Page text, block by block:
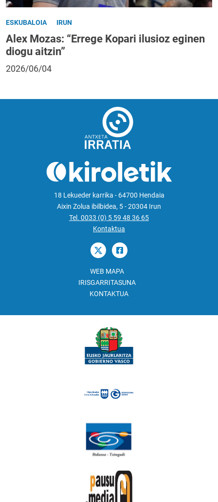
ESKUBALOIA IRUN
Alex Mozas: “Errege Kopari ilusioz eginen
diogu aitzin”
2026/06/04
18 Lekueder karrika - 64700 Hendaia
Aixin Zolua ibilbidea, 5 - 20304 Irun
Tel. 0033 (0) 5 59 48 36 65
Kontaktua
WEB MAPA
IRISGARRITASUNA
KONTAKTUA